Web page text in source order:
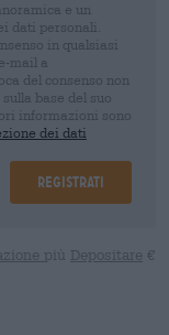
e un
dati personali.
in qualsiasi
mail a
del consenso non
base del suo
informazioni sono
dei dati
Registrati
più Depositare €